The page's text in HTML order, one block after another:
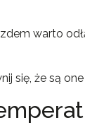
warto
się, że są